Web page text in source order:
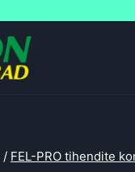
/ FEL-PRO tihendite